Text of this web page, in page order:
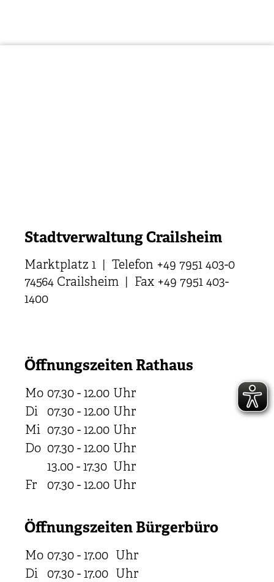
Stadtverwaltung Crailsheim
Marktplatz 1 | Telefon +49 7951 403-0
74564 Crailsheim | Fax +49 7951 403-
1400
Öffnungszeiten Rathaus
Mo 07.30 - 12.00 Uhr
Di
07.30 - 12.00 Uhr
Mi 07.30 - 12.00 Uhr
Do 07.30 - 12.00 Uhr
13.00 - 17.30 Uhr
Fr
07.30 - 12.00 Uhr
Öffnungszeiten Bürgerbüro
Mo 07.30 - 17.00 Uhr
Di
07.30 - 17.00 Uhr